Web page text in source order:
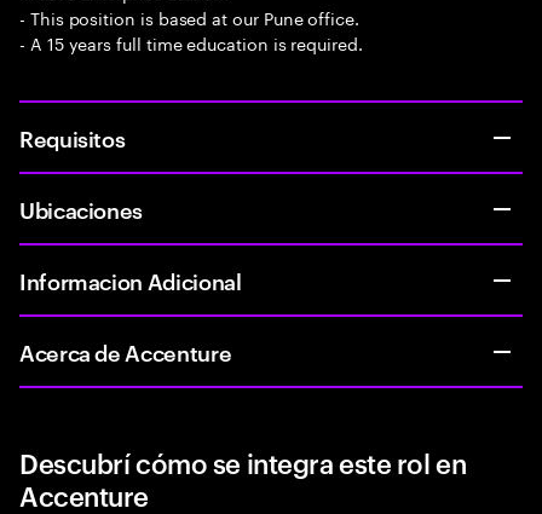
- This position is based at our Pune office.
- A 15 years full time education is required.
Requisitos
Ubicaciones
Informacion Adicional
Acerca de Accenture
Descubrí cómo se integra este rol en
Accenture